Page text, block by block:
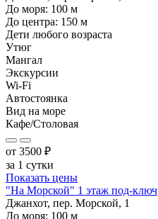
До моря: 100 м
До центра: 150 м
Дети любого возраста
Утюг
Мангал
Экскурсии
Wi-Fi
Автостоянка
Вид на море
Кафе/Столовая
от 3500 ₽
за 1 сутки
Показать цены
"На Морской" 1 этаж под-ключ
Джанхот, пер. Морской, 1
До моря: 100 м